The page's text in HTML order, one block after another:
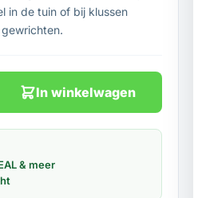
in de tuin of bij klussen
In winkelwagen
& meer